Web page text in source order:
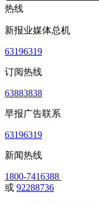
热线
新报业媒体总机
63196319
订阅热线
63883838
早报广告联系
63196319
新闻热线
1800-7416388
或 92288736